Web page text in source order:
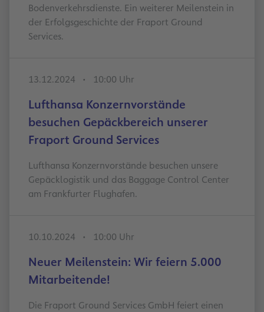
Bodenverkehrsdienste. Ein weiterer Meilenstein in
der Erfolgsgeschichte der Fraport Ground
Services.
13.12.2024 10:00 Uhr
Lufthansa Konzernvorstände
besuchen Gepäckbereich unserer
Fraport Ground Services
Lufthansa Konzernvorstände besuchen unsere
Gepäcklogistik und das Baggage Control Center
am Frankfurter Flughafen.
10.10.2024 10:00 Uhr
Neuer Meilenstein: Wir feiern 5.000
Mitarbeitende!
Die Fraport Ground Services GmbH feiert einen